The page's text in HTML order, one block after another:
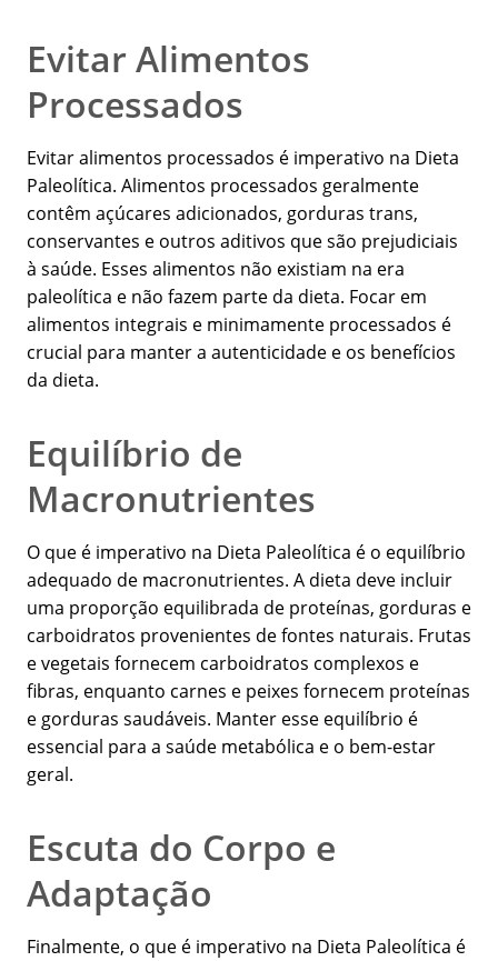
Evitar Alimentos
Processados
Evitar alimentos processados é imperativo na Dieta
Paleolítica. Alimentos processados geralmente
contêm açúcares adicionados, gorduras trans,
conservantes e outros aditivos que são prejudiciais
à saúde. Esses alimentos não existiam na era
paleolítica e não fazem parte da dieta. Focar em
alimentos integrais e minimamente processados é
crucial para manter a autenticidade e os benefícios
da dieta.
Equilíbrio de
Macronutrientes
O que é imperativo na Dieta Paleolítica é o equilíbrio
adequado de macronutrientes. A dieta deve incluir
uma proporção equilibrada de proteínas, gorduras e
carboidratos provenientes de fontes naturais. Frutas
e vegetais fornecem carboidratos complexos e
fibras, enquanto carnes e peixes fornecem proteínas
e gorduras saudáveis. Manter esse equilíbrio é
essencial para a saúde metabólica e o bem-estar
geral.
Escuta do Corpo e
Adaptação
Finalmente, o que é imperativo na Dieta Paleolítica é